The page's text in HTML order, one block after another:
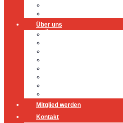
Über uns
Mitglied werden
Kontakt